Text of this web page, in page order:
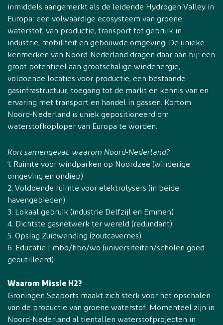
inmiddels aangemerkt als de leidende Hydrogen Valley in
Europa: een volwaardige ecosysteem van groene
waterstof, van productie, transport tot gebruik in
industrie, mobiliteit en gebouwde omgeving. De unieke
kenmerken van Noord-Nederland dragen daar aan bij: een
groot potentieel aan grootschalige windenergie,
voldoende locaties voor productie, een bestaande
gasinfrastructuur, toegang tot de markt en kennis van en
ervaring met transport en handel in gassen. Kortom
Noord-Nederland is uniek gepositioneerd om
waterstofkoploper van Europa te worden.
Kort samengevat: waarom Noord-Nederland?
1. Ruimte voor windparken op Noordzee (winderige
omgeving en ondiep)
2. Voldoende ruimte voor elektrolysers (in beide
havengebieden)
3. Lokaal gebruik (industrie Delfzijl en Emmen)
4. Dichtste gasnetwerk ter wereld (redundant)
5. Opslag Zuidwending (zoutcavernes)
6. Educatie | mbo/hbo/wo (universiteiten/scholen goed
geoutilleerd)
Waarom Missie H2?
Groningen Seaports maakt zich sterk voor het opschalen
van de productie van groene waterstof. Momenteel zijn in
Noord-Nederland al tientallen waterstofprojecten in